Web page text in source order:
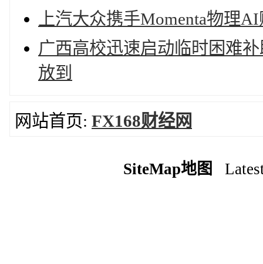
上汽大众携手Momenta物理
广西高校迅速启动临时困难
放到
网站首页: FX168财经网
SiteMap地图